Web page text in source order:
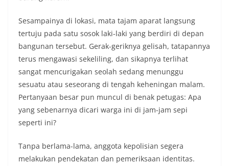
Sesampainya di lokasi, mata tajam aparat langsung
tertuju pada satu sosok laki-laki yang berdiri di depan
bangunan tersebut. Gerak-geriknya gelisah, tatapannya
terus mengawasi sekeliling, dan sikapnya terlihat
sangat mencurigakan seolah sedang menunggu
sesuatu atau seseorang di tengah keheningan malam.
Pertanyaan besar pun muncul di benak petugas: Apa
yang sebenarnya dicari warga ini di jam-jam sepi
seperti ini?
Tanpa berlama-lama, anggota kepolisian segera
melakukan pendekatan dan pemeriksaan identitas.